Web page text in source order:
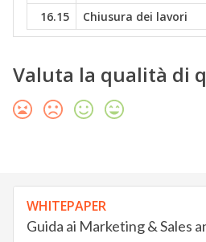
16.15
Chiusura dei lavori
Valuta la qualità di
WHITEPAPER
Guida ai Marketing & Sales